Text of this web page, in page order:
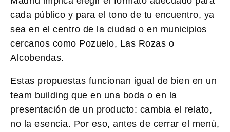
cada público y para el tono de tu encuentro, ya
sea en el centro de la ciudad o en municipios
cercanos como Pozuelo, Las Rozas o
Alcobendas.
Estas propuestas funcionan igual de bien en un
team building que en una boda o en la
presentación de un producto: cambia el relato,
no la esencia. Por eso, antes de cerrar el menú,